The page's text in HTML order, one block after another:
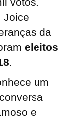
Joice
da
eleitos
.
um
e